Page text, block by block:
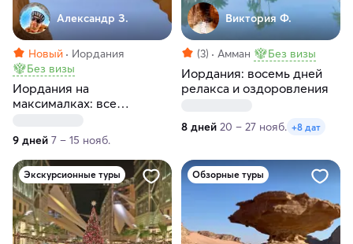
Александр З.
Новый
Иордания
Без визы
Иордания на
максималках: все
9 дней 7 – 15 нояб.
Виктория Ф.
(3) Амман Без визы
Иордания: восемь дней
релакса и оздоровления
8 дней 20 – 27 нояб. +8 дат
Экскурсионные туры Обзорные туры